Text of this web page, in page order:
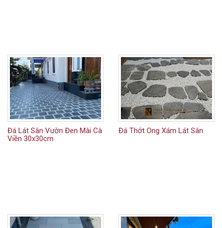
Đá Lát Sân Vườn Đen Mài Cà
Viền 30x30cm
Đá Thớt Ong Xám Lát Sân